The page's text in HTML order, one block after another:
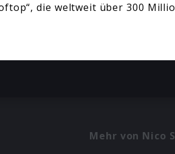
die weltweit über 300
Mehr von Nico